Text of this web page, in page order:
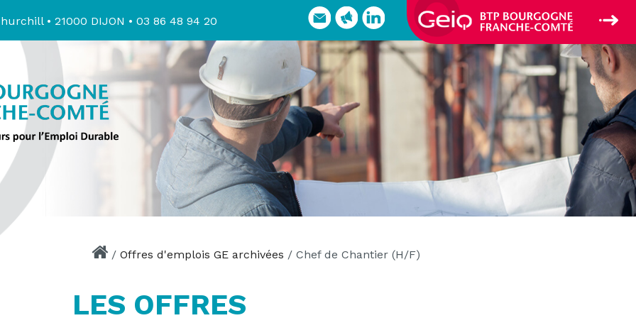
• 21000 DIJON • 03 86 48 94 20
/ Offres d'emplois GE archivées / Chef de Chantier (H/F)
LES OFFRES